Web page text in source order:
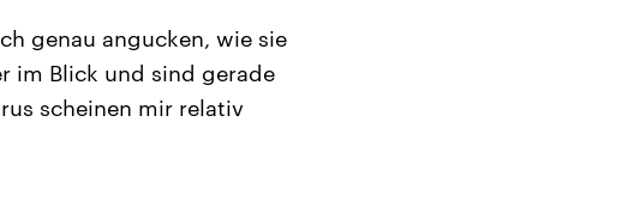
genau angucken, wie sie
im Blick und sind gerade
scheinen mir relativ